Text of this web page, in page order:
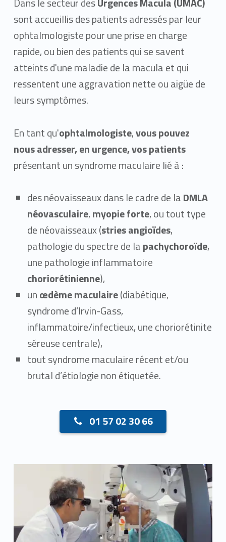
sont accueillis des patients adressés par leur
ophtalmologiste pour une prise en charge
rapide, ou bien des patients qui se savent
atteints d'une maladie de la macula et qui
ressentent une aggravation nette ou aigüe de
leurs symptômes.
En tant qu'ophtalmologiste,vous pouvez
nous adresser, en urgence, vos patients
présentant un syndrome maculaire lié à :
des néovaisseaux dans le cadre de laDMLA
néovasculaire,myopie forte, ou tout type
de néovaisseaux (stries angioïdes,
pathologie du spectre de lapachychoroïde,
une pathologie inflammatoire
choriorétinienne),
unœdème maculaire(diabétique,
syndrome d’Irvin-Gass,
inflammatoire/infectieux, une choriorétinite
séreuse centrale),
tout syndrome maculaire récent et/ou
brutal d’étiologie non étiquetée.
01 57 02 30 66